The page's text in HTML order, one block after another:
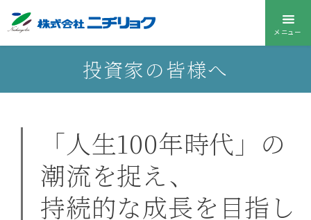
メニュー
投資家の皆様へ
「人生100年時代」の
潮流を捉え、
持続的な成長を目指し